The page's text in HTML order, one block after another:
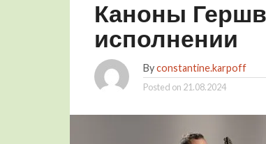
Каноны
исполнении
Byconstantine.karpoff
Posted on 21.08.2024